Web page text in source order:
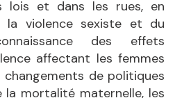
lois et dans les rues, en
violence sexiste et du
des effets
affectant les femmes
changements de politiques
mortalité maternelle, les